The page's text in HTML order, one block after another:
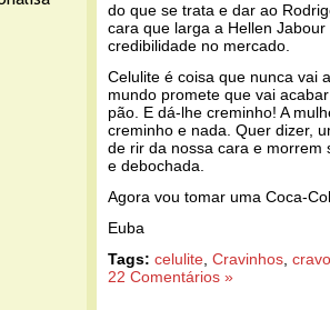
do que se trata e dar ao
cara que larga a Hellen
credibilidade no mercado.
Celulite é coisa que nunca vai
mundo promete que vai
pão. E dá-lhe creminho! A
creminho e nada. Quer dizer,
de rir da nossa cara e morrem
e debochada.
Agora vou tomar uma Coca-
Euba
Tags: celulite Cravinhos
22 Comentários »